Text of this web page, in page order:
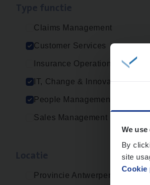
We
By
site
Cookie
Claims Management
Customer Services
Insurance Operations
IT, Change & Innovation
People Management
Sales Management
Provincie Antwerpen